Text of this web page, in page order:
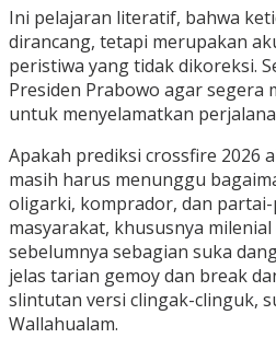
‎Ini pelajaran literatif, bahwa
dirancang, tetapi merupakan
peristiwa yang tidak dikoreksi.
Presiden Prabowo agar segera
untuk menyelamatkan
‎Apakah prediksi crossfire 2026
masih harus menunggu
oligarki, komprador, dan
masyarakat, khususnya milenial
sebelumnya sebagian suka
jelas tarian gemoy dan break
slintutan versi clingak-clinguk,
Wallahualam.